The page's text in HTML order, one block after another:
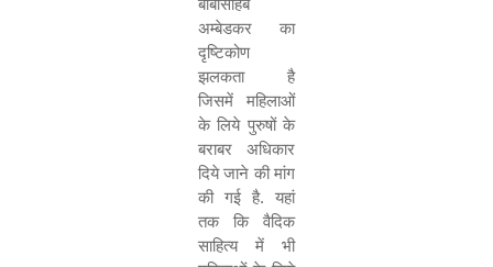
बाबासाहेब
अम्बेडकर का
दृष्टिकोण
झलकता है
जिसमें महिलाओं
के लिये पुरुषों के
बराबर अधिकार
दिये जाने की मांग
की गई है. यहां
तक कि वैदिक
साहित्य में भी